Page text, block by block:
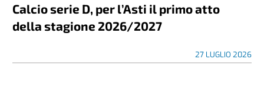
Calcio serie D, per l’Asti il primo atto
della stagione 2026/2027
27 LUGLIO 2026